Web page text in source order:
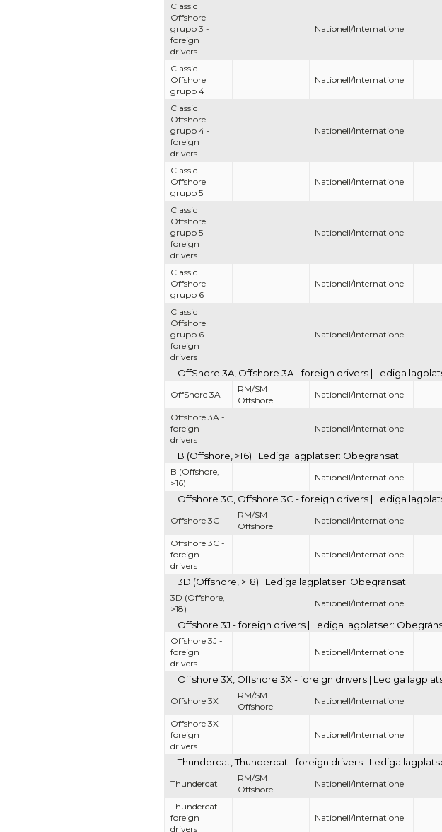
Classic
Offshore
grupp 3 -
foreign
drivers
Nationell/Internationell
Classic
Offshore
grupp 4
Nationell/Internationell
Classic
Offshore
grupp 4 -
foreign
drivers
Nationell/Internationell
Classic
Offshore
grupp 5
Nationell/Internationell
Classic
Offshore
grupp 5 -
foreign
drivers
Nationell/Internationell
Classic
Offshore
grupp 6
Nationell/Internationell
Classic
Offshore
grupp 6 -
foreign
drivers
Nationell/Internationell
OffShore 3A, Offshore 3A - foreign drivers | Lediga
OffShore 3A
RM/SM
Offshore
Nationell/Internationell
Offshore 3A -
foreign
drivers
Nationell/Internationell
B (Offshore, >16) | Lediga lagplatser: Obegränsat
B (Offshore,
>16)
Nationell/Internationell
Offshore 3C, Offshore 3C - foreign drivers | Lediga
Offshore 3C
RM/SM
Offshore
Nationell/Internationell
Offshore 3C -
foreign
drivers
Nationell/Internationell
3D (Offshore, >18) | Lediga lagplatser: Obegränsat
3D (Offshore,
>18)
Nationell/Internationell
Offshore 3J - foreign drivers | Lediga lagplatser:
Offshore 3J -
foreign
drivers
Nationell/Internationell
Offshore 3X, Offshore 3X - foreign drivers | Lediga
Offshore 3X
RM/SM
Offshore
Nationell/Internationell
Offshore 3X -
foreign
drivers
Nationell/Internationell
Thundercat, Thundercat - foreign drivers | Lediga
Thundercat
RM/SM
Offshore
Nationell/Internationell
Thundercat -
foreign
drivers
Nationell/Internationell